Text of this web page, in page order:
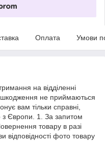
Оплата Умови
на відділенні
не приймаються
вам тільки справні,
з Європи. 1. За запитом
товару в разі
відповідності фото товару